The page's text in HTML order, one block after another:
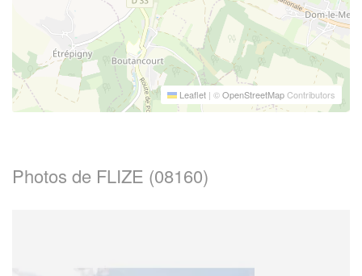
Leaflet | ©OpenStreetMapContributors
Photos de FLIZE (08160)